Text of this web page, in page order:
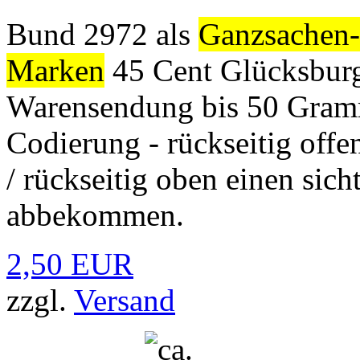
Bund 2972 als
Marken 45 Cent
Warensendung bis 50
Codierung - rückseitig
/ rückseitig oben einen
abbekommen.
2,50 EUR
zzgl. Versand